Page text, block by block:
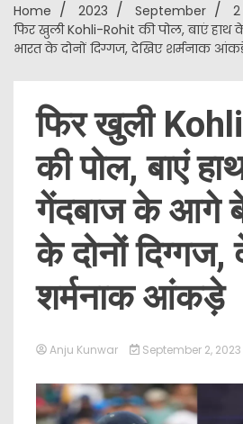
Home 2023 September
2
फिर खुली Kohli-Rohit की पोल, बाएं
भारत के दोनों दिग्गज, देखिए शर्मनाक
फिर खुली
की पोल, बाएं
गेंदबाज के आगे
के दोनों दिग्गज,
शर्मनाक आंकड़े
Anju Kunwar September 2, 2023